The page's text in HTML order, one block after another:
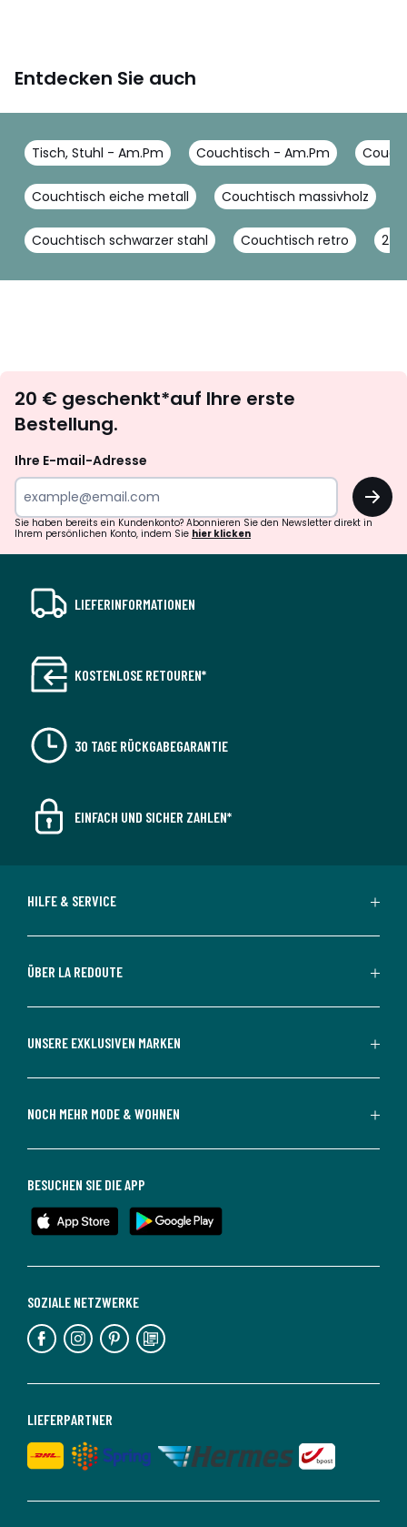
Entdecken Sie auch
Tisch, Stuhl - Am.Pm Couchtisch - Am.Pm
Couchtisch eiche metall Couchtisch massivholz
Couchtisch schwarzer stahl Couchtisch retro 2
abonnieren
20 € geschenkt*auf Ihre erste
Bestellung.
Ihre E-mail-Adresse
OK
Sie haben bereits ein Kundenkonto? Abonnieren Sie den Newsletter direkt in
Ihrem persönlichen Konto, indem Sie hier klicken
LIEFERINFORMATIONEN
KOSTENLOSE RETOUREN*
30 TAGE RÜCKGABEGARANTIE
EINFACH UND SICHER ZAHLEN*
HILFE & SERVICE
ÜBER LA REDOUTE
UNSERE EXKLUSIVEN MARKEN
NOCH MEHR MODE & WOHNEN
LIEFERPARTNER
SOZIALE NETZWERKE
BESUCHEN SIE DIE APP